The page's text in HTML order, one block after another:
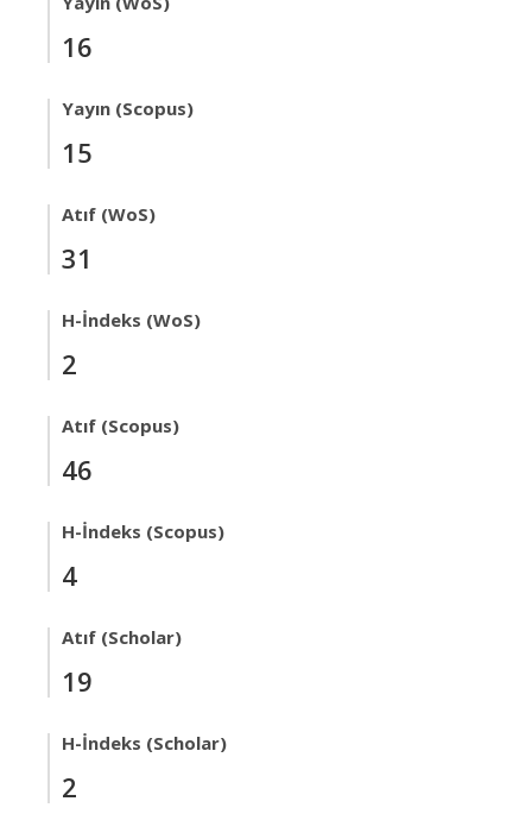
16
Yayın (Scopus)
15
Atıf (WoS)
31
H-İndeks (WoS)
2
Atıf (Scopus)
46
H-İndeks (Scopus)
4
Atıf (Scholar)
19
H-İndeks (Scholar)
2